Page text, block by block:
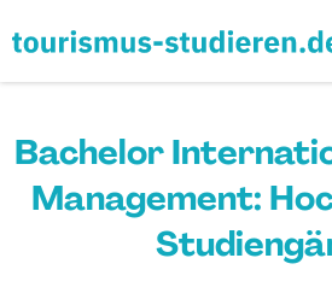
Bachelor
Management: